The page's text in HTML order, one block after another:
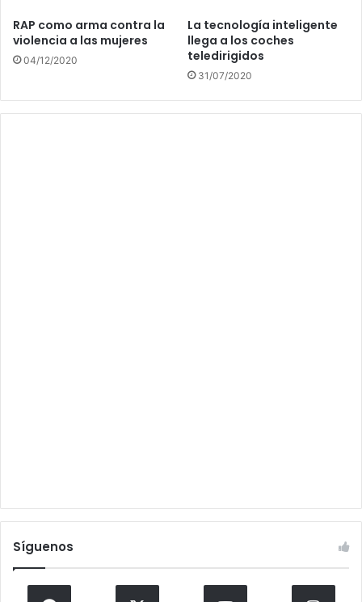
RAP como arma contra la
violencia a las mujeres
04/12/2020
La tecnología inteligente
llega a los coches
teledirigidos
31/07/2020
Síguenos